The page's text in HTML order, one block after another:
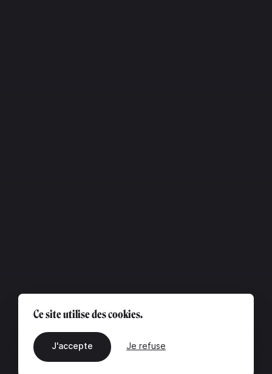
Ce site utilise des cookies.
J'accepte Je refuse